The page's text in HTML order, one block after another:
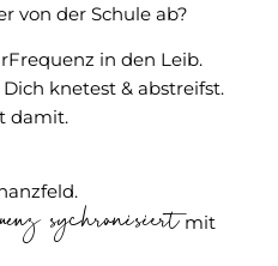
von der Schule ab?
in den Leib.
knetest & abstreifst.
damit.
sychronisiert mit